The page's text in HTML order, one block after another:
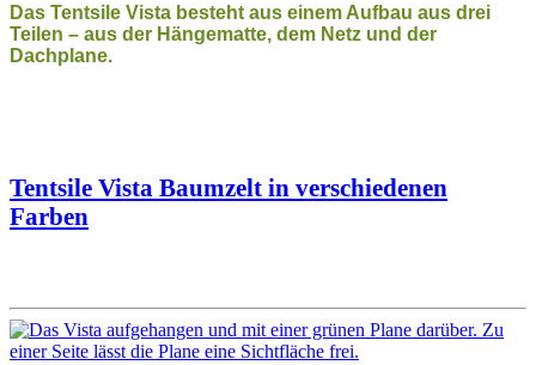
Das Tentsile Vista besteht aus einem Aufbau aus drei
Teilen – aus der Hängematte, dem Netz und der
Dachplane.
Tentsile Vista Baumzelt in verschiedenen
Farben